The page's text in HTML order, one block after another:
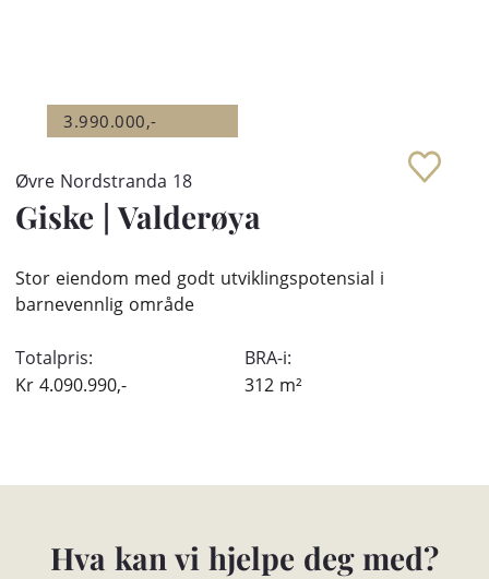
3.990.000,-
Øvre Nordstranda 18
Giske | Valderøya
Stor eiendom med godt utviklingspotensial i
barnevennlig område
Totalpris:
Kr 4.090.990,-
BRA-i:
312 m²
Hva kan vi hjelpe deg med?